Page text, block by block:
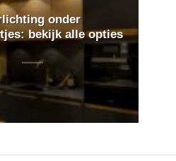
onder
bekijk alle opties